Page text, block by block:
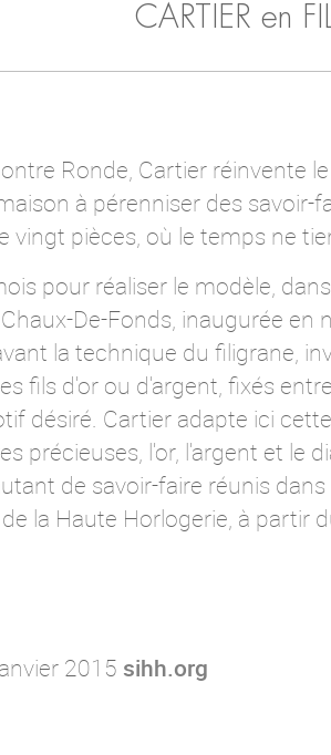
CARTIER en
Ronde, Cartier réinvente
à pérenniser des savoir-
vingt pièces, où le temps ne
pour réaliser le modèle,
De-Fonds, inaugurée en
la technique du filigrane,
fils d'or ou d'argent, fixés
désiré. Cartier adapte ici
précieuses, l'or, l'argent et le
de savoir-faire réunis
la Haute Horlogerie, à partir
2015 sihh.org